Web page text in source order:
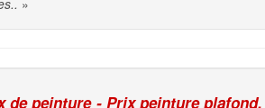
»
de peinture - Prix peinture